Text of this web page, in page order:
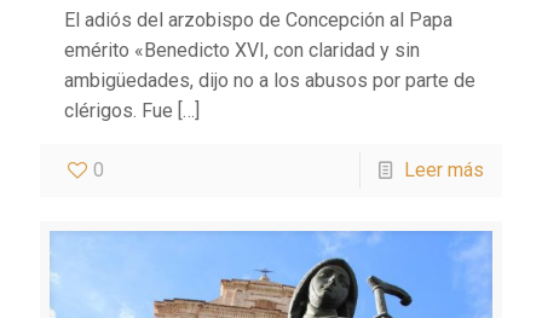
El adiós del arzobispo de Concepción al Papa
emérito «Benedicto XVI, con claridad y sin
ambigüedades, dijo no a los abusos por parte de
clérigos. Fue […]
0 Leer más